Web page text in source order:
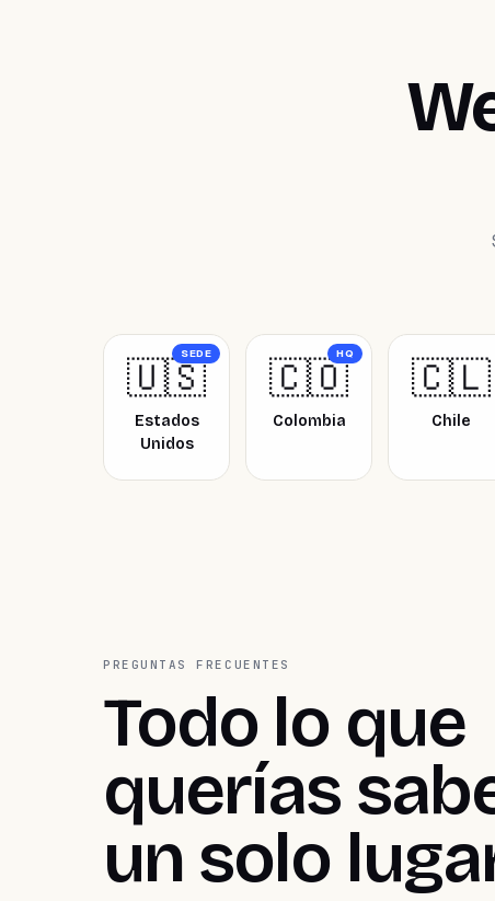
🇺🇸
Estados
Unidos
SEDE 🇨🇴
Colombia
HQ 🇨🇱
Chile
PREGUNTAS FRECUENTES
Todo lo que
querías
un solo